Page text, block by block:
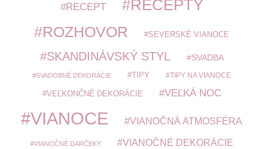
RECEPT
RECEPTY
ROZHOVOR
SEVERSKÉ VIANOCE
SKANDINÁVSKÝ STYL SVADBA
SVADOBNÉ DEKORÁCIE TIPY TIPY NA VIANOCE
VEĽKONČNÉ DEKORÁCIE VEĽKÁ NOC
VIANOCE VIANOČNÁ ATMOSFÉRA
VIANOČNÉ DARČEKY VIANOČNÉ DEKORÁCIE